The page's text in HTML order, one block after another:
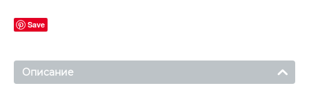
Save
Описание